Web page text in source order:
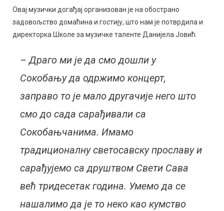
Овај музички догађај организован је на обострано
задовољство домаћина и гостију, што нам је потврдила и
директорка Школе за музичке таленте Данијела Јовић.
– Драго ми је да смо дошли у
Сокобању да одржимо концерт,
заправо то је мало другачије него што
смо до сада сарађивали са
Сокобањчанима. Имамо
традиционалну светосавску прославу и
сарађујемо са друштвом Свети Сава
већ тридесетак година. Умемо да се
нашалимо да је то неко као кумство